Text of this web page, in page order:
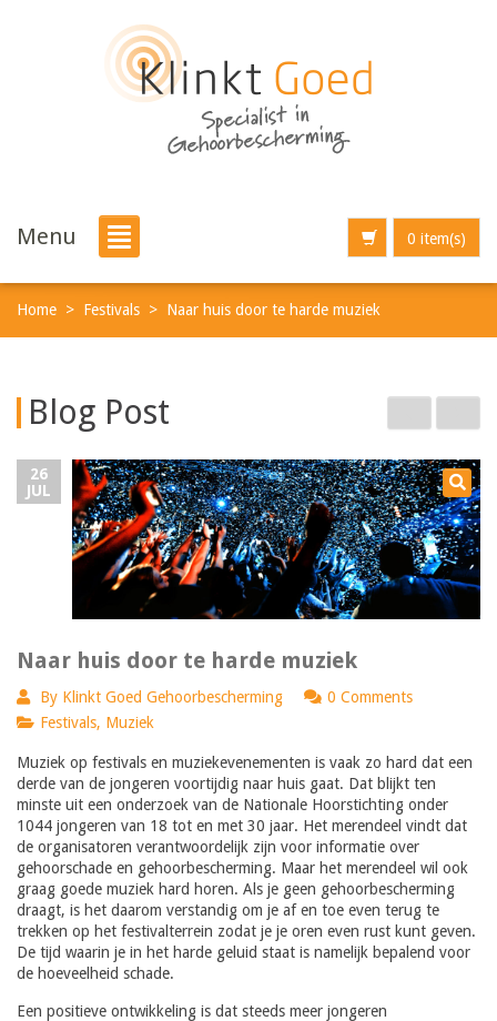
Menu 0 item(s)
Home > Festivals > Naar huis door te harde muziek
Blog Post
26
JUL
Naar huis door te harde muziek
By Klinkt Goed Gehoorbescherming
0 Comments
Festivals, Muziek
Muziek op festivals en muziekevenementen is vaak zo hard dat een
derde van de jongeren voortijdig naar huis gaat. Dat blijkt ten
minste uit een onderzoek van de Nationale Hoorstichting onder
1044 jongeren van 18 tot en met 30 jaar. Het merendeel vindt dat
de organisatoren verantwoordelijk zijn voor informatie over
gehoorschade en gehoorbescherming. Maar het merendeel wil ook
graag goede muziek hard horen. Als je geen gehoorbescherming
draagt, is het daarom verstandig om je af en toe even terug te
trekken op het festivalterrein zodat je je oren even rust kunt geven.
De tijd waarin je in het harde geluid staat is namelijk bepalend voor
de hoeveelheid schade.
Een positieve ontwikkeling is dat steeds meer jongeren